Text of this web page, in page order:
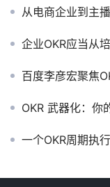
从电商企业到主
企业OKR应当从
百度李彦宏聚焦
OKR 武器化：你
一个OKR周期执